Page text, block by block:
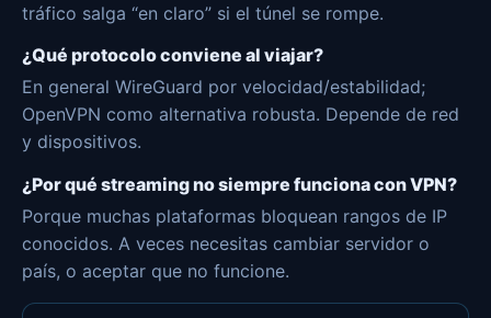
tráfico salga “en claro” si el túnel se rompe.
¿Qué protocolo conviene al viajar?
En general WireGuard por velocidad/estabilidad;
OpenVPN como alternativa robusta. Depende de red
y dispositivos.
¿Por qué streaming no siempre funciona con VPN?
Porque muchas plataformas bloquean rangos de IP
conocidos. A veces necesitas cambiar servidor o
país, o aceptar que no funcione.